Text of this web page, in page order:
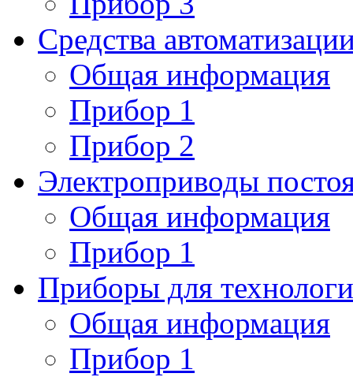
Средства
Общая информация
Прибор 1
Прибор 2
Электроприводы
Общая информация
Прибор 1
Приборы для
Общая информация
Прибор 1